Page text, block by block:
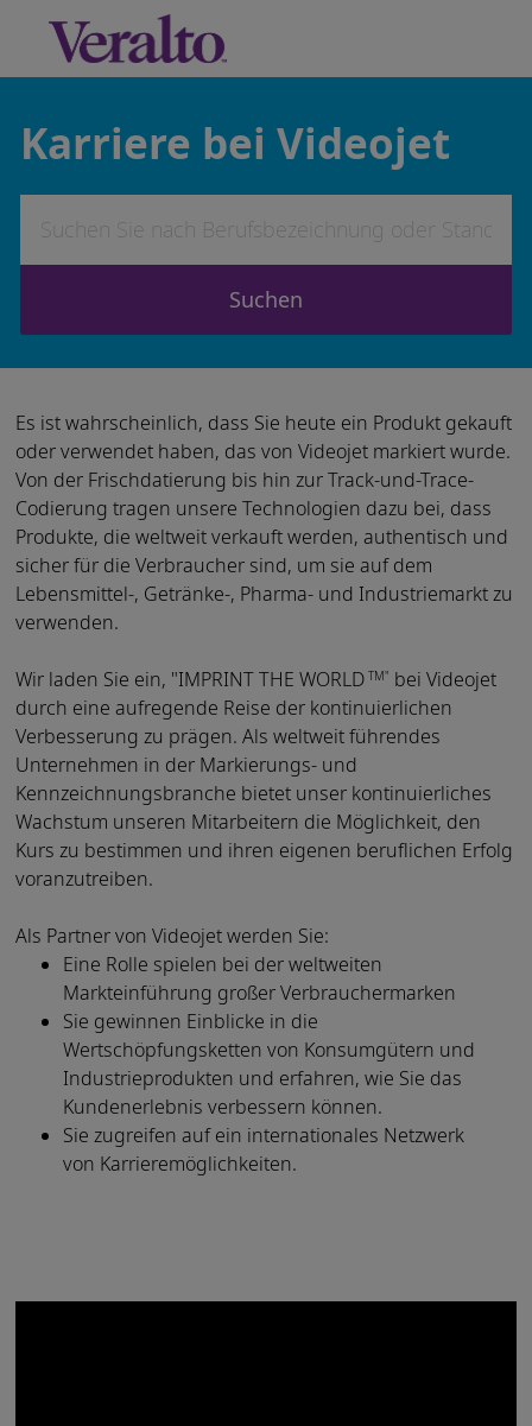
Skip to main content
Karriere bei Videojet
Suchen
Es ist wahrscheinlich, dass Sie heute ein Produkt gekauft
oder verwendet haben, das von Videojet markiert wurde.
Von der Frischdatierung bis hin zur Track-und-Trace-
Codierung tragen unsere Technologien dazu bei, dass
Produkte, die weltweit verkauft werden, authentisch und
sicher für die Verbraucher sind, um sie auf dem
Lebensmittel-, Getränke-, Pharma- und Industriemarkt zu
verwenden.
Wir laden Sie ein, "IMPRINT THE WORLDTM" bei Videojet
durch eine aufregende Reise der kontinuierlichen
Verbesserung zu prägen. Als weltweit führendes
Unternehmen in der Markierungs- und
Kennzeichnungsbranche bietet unser kontinuierliches
Wachstum unseren Mitarbeitern die Möglichkeit, den
Kurs zu bestimmen und ihren eigenen beruflichen Erfolg
voranzutreiben.
Als Partner von Videojet werden Sie:
Eine Rolle spielen bei der weltweiten
Markteinführung großer Verbrauchermarken
Sie gewinnen Einblicke in die
Wertschöpfungsketten von Konsumgütern und
Industrieprodukten und erfahren, wie Sie das
Kundenerlebnis verbessern können.
Sie zugreifen auf ein internationales Netzwerk
von Karrieremöglichkeiten.